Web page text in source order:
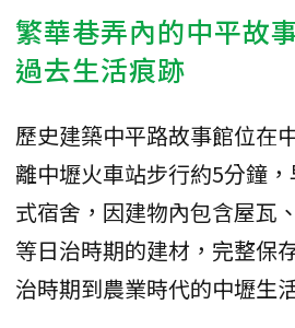
繁華巷弄內的中平故
過去生活痕跡
歷史建築中平路故事館位在
離中壢火車站步行約5分鐘
式宿舍，因建物內包含屋瓦
等日治時期的建材，完整保
治時期到農業時代的中壢生